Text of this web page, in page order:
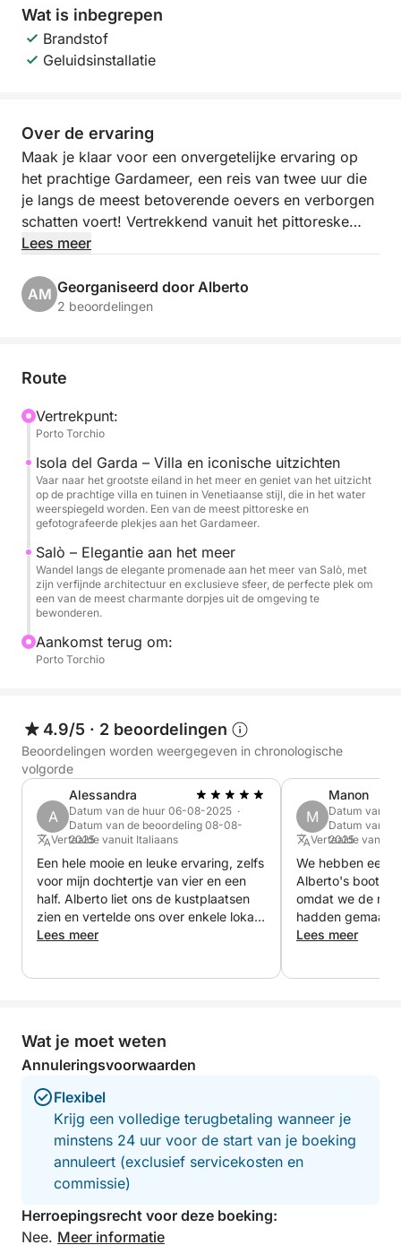
Wat is inbegrepen
Brandstof
Geluidsinstallatie
Over de ervaring
Maak je klaar voor een onvergetelijke ervaring op
het prachtige Gardameer, een reis van twee uur die
je langs de meest betoverende oevers en verborgen
schatten voert! Vertrekkend vanuit het pittoreske
Porto Torchio in Manerba del Garda, ga je aan
adembenemende uitzichten en momenten van pure
ontspanning biedt.
Garda, het grootste eiland van het meer, met zijn
weerspiegelen. Vervolgens varen we verder naar het
elegante Salò, met zijn oevers en verfijnde sfeer. We
bewonderen de historische Gardone Riviera,
beroemd om het Vittoriale degli Italiani, en het
schitterende Punta San Vigilio, een paradijsje met
zijn 16e-eeuwse villa en betoverende jachthaven.
Elke stop is een gelegenheid om de unieke
schoonheid van deze plaatsen te bewonderen.
Tijdens de tour is er ook een verfrissende duik in het
kristalheldere water van het meer, het perfecte
moment om erin te duiken en te genieten van de rust
wat zorgt voor de perfecte sfeer. Een complete
ervaring, ideaal voor wie op zoek is naar
ontspanning, schoonheid en een korte kennismaking
met de wonderen van het Gardameer.
Lees meer
AM Georganiseerd door Alberto
2 beoordelingen
Route
Vertrekpunt:
Porto Torchio
Isola del Garda – Villa en iconische uitzichten
Vaar naar het grootste eiland in het meer en geniet van het uitzicht
op de prachtige villa en tuinen in Venetiaanse stijl, die in het water
weerspiegeld worden. Een van de meest pittoreske en
gefotografeerde plekjes aan het Gardameer.
Salò – Elegantie aan het meer
Wandel langs de elegante promenade aan het meer van Salò, met
zijn verfijnde architectuur en exclusieve sfeer, de perfecte plek om
een van de meest charmante dorpjes uit de omgeving te
bewonderen.
Aankomst terug om:
Porto Torchio
4.9/5 · 2 beoordelingen
Beoordelingen worden weergegeven in chronologische
volgorde
A
Alessandra
Datum van de huur 06-08-2025 ·
Datum van de beoordeling 08-08-
2025
Vertaalde vanuit Italiaans
Een hele mooie en leuke ervaring, zelfs
voor mijn dochtertje van vier en een
half. Alberto liet ons de kustplaatsen
zien en vertelde ons over enkele lokale
bezienswaardigheden.
Lees meer
M
Manon
Datum van
Datum van
2025
Vertaalde vanuit
We hebben een
Alberto's boot.
omdat we de
hadden gemaakt.
Lees meer
Wat je moet weten
Annuleringsvoorwaarden
Flexibel
Krijg een volledige terugbetaling wanneer je
minstens 24 uur voor de start van je boeking
annuleert (exclusief servicekosten en
commissie)
Herroepingsrecht voor deze boeking:
Nee. Meer informatie